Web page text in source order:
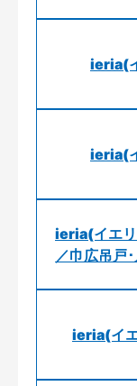
ieria(
ieria(
ieria(イエリ
／巾広吊戸
ieria(イ